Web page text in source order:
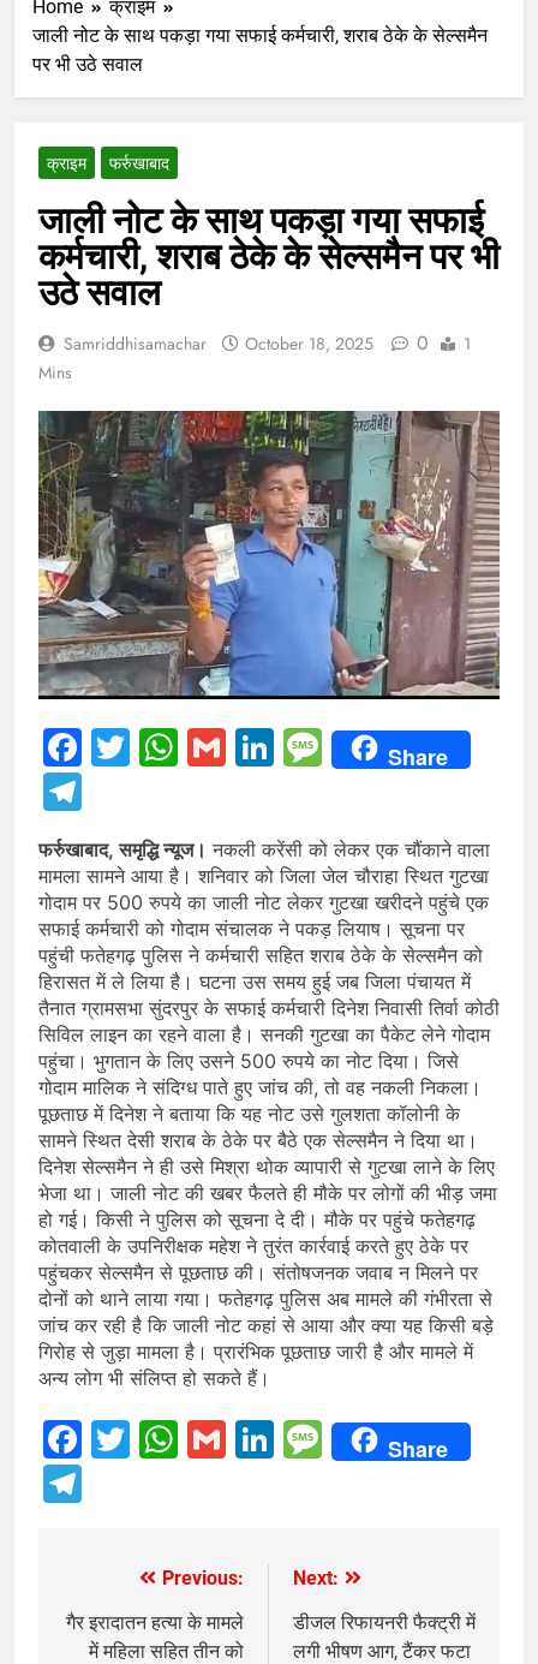
Home
क्राइम
जाली नोट के साथ पकड़ा गया सफाई कर्मचारी, शराब ठेके के सेल्समैन
पर भी उठे सवाल
क्राइम फर्रुखाबाद
जाली नोट के साथ पकड़ा गया सफाई
कर्मचारी, शराब ठेके के सेल्समैन पर भी
उठे सवाल
Samriddhisamachar October 18, 2025 0
1
Mins
Facebook
Twitter
WhatsApp
GmailLinkedIn
Message
Share
फर्रुखाबाद, समृद्धि न्यूज। नकली करेंसी को लेकर एक चौंकाने वाला
मामला सामने आया है। शनिवार को जिला जेल चौराहा स्थित गुटखा
गोदाम पर 500 रुपये का जाली नोट लेकर गुटखा खरीदने पहुंचे एक
सफाई कर्मचारी को गोदाम संचालक ने पकड़ लियाष। सूचना पर
पहुंची फतेहगढ़ पुलिस ने कर्मचारी सहित शराब ठेके के सेल्समैन को
हिरासत में ले लिया है। घटना उस समय हुई जब जिला पंचायत में
तैनात ग्रामसभा सुंदरपुर के सफाई कर्मचारी दिनेश निवासी तिर्वा कोठी
सिविल लाइन का रहने वाला है। सनकी गुटखा का पैकेट लेने गोदाम
पहुंचा। भुगतान के लिए उसने 500 रुपये का नोट दिया। जिसे
गोदाम मालिक ने संदिग्ध पाते हुए जांच की, तो वह नकली निकला।
पूछताछ में दिनेश ने बताया कि यह नोट उसे गुलशता कॉलोनी के
सामने स्थित देसी शराब के ठेके पर बैठे एक सेल्समैन ने दिया था।
दिनेश सेल्समैन ने ही उसे मिश्रा थोक व्यापारी से गुटखा लाने के लिए
भेजा था। जाली नोट की खबर फैलते ही मौके पर लोगों की भीड़ जमा
हो गई। किसी ने पुलिस को सूचना दे दी। मौके पर पहुंचे फतेहगढ़
कोतवाली के उपनिरीक्षक महेश ने तुरंत कार्रवाई करते हुए ठेके पर
पहुंचकर सेल्समैन से पूछताछ की। संतोषजनक जवाब न मिलने पर
दोनों को थाने लाया गया। फतेहगढ़ पुलिस अब मामले की गंभीरता से
जांच कर रही है कि जाली नोट कहां से आया और क्या यह किसी बड़े
गिरोह से जुड़ा मामला है। प्रारंभिक पूछताछ जारी है और मामले में
अन्य लोग भी संलिप्त हो सकते हैं।
Facebook
Twitter
WhatsApp
GmailLinkedIn
Message
Share
navigation
Previous:
गैर इरादातन हत्या के मामले
में महिला सहित तीन को
Next:
डीजल रिफायनरी फैक्ट्री में
लगी भीषण आग, टैंकर फटा